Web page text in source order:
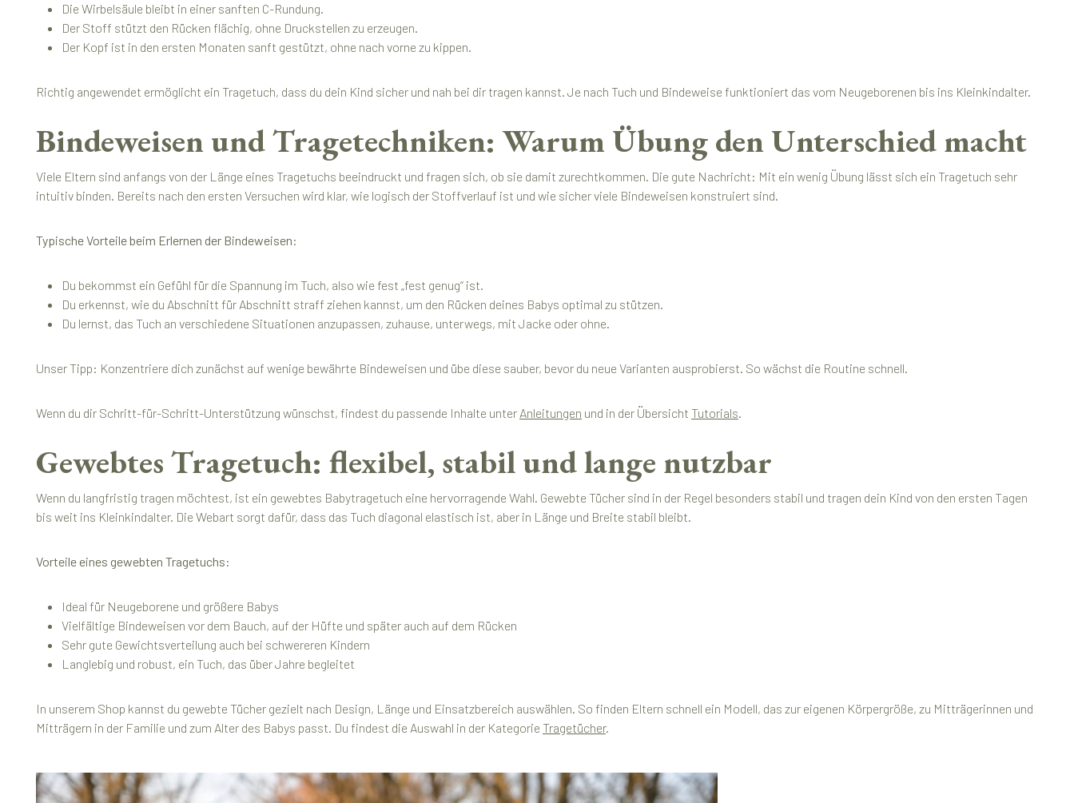
Die Wirbelsäule bleibt in einer sanften C-Rundung.
Der Stoff stützt den Rücken flächig, ohne Druckstellen zu erzeugen.
Der Kopf ist in den ersten Monaten sanft gestützt, ohne nach vorne zu kippen.
Richtig angewendet ermöglicht ein Tragetuch, dass du dein Kind sicher und nah bei dir tragen kannst. Je nach Tuch und Bindeweise funktioniert das vom Neugeborenen bis ins Kleinkindalter.
Bindeweisen und Tragetechniken: Warum Übung den Unterschied macht
Viele Eltern sind anfangs von der Länge eines Tragetuchs beeindruckt und fragen sich, ob sie damit zurechtkommen. Die gute Nachricht: Mit ein wenig Übung lässt sich ein Tragetuch sehr
intuitiv binden. Bereits nach den ersten Versuchen wird klar, wie logisch der Stoffverlauf ist und wie sicher viele Bindeweisen konstruiert sind.
Typische Vorteile beim Erlernen der Bindeweisen:
Du bekommst ein Gefühl für die Spannung im Tuch, also wie fest „fest genug“ ist.
Du erkennst, wie du Abschnitt für Abschnitt straff ziehen kannst, um den Rücken deines Babys optimal zu stützen.
Du lernst, das Tuch an verschiedene Situationen anzupassen, zuhause, unterwegs, mit Jacke oder ohne.
Unser Tipp: Konzentriere dich zunächst auf wenige bewährte Bindeweisen und übe diese sauber, bevor du neue Varianten ausprobierst. So wächst die Routine schnell.
Wenn du dir Schritt-für-Schritt-Unterstützung wünschst, findest du passende Inhalte unter Anleitungen und in der Übersicht Tutorials.
Gewebtes Tragetuch: flexibel, stabil und lange nutzbar
Wenn du langfristig tragen möchtest, ist ein gewebtes Babytragetuch eine hervorragende Wahl. Gewebte Tücher sind in der Regel besonders stabil und tragen dein Kind von den ersten Tagen
bis weit ins Kleinkindalter. Die Webart sorgt dafür, dass das Tuch diagonal elastisch ist, aber in Länge und Breite stabil bleibt.
Vorteile eines gewebten Tragetuchs:
Ideal für Neugeborene und größere Babys
Vielfältige Bindeweisen vor dem Bauch, auf der Hüfte und später auch auf dem Rücken
Sehr gute Gewichtsverteilung auch bei schwereren Kindern
Langlebig und robust, ein Tuch, das über Jahre begleitet
In unserem Shop kannst du gewebte Tücher gezielt nach Design, Länge und Einsatzbereich auswählen. So finden Eltern schnell ein Modell, das zur eigenen Körpergröße, zu Mitträgerinnen und
Mitträgern in der Familie und zum Alter des Babys passt. Du findest die Auswahl in der Kategorie Tragetücher.